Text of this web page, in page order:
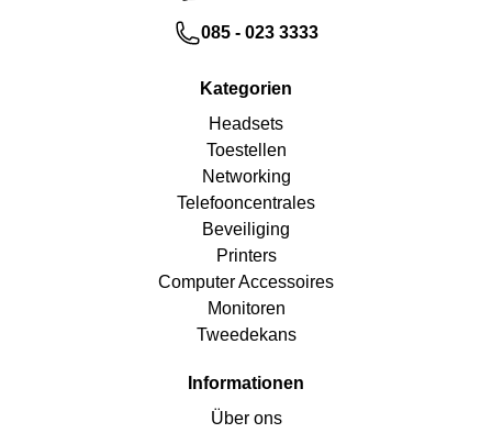
085 - 023 3333
Kategorien
Headsets
Toestellen
Networking
Telefooncentrales
Beveiliging
Printers
Computer Accessoires
Monitoren
Tweedekans
Informationen
Über ons